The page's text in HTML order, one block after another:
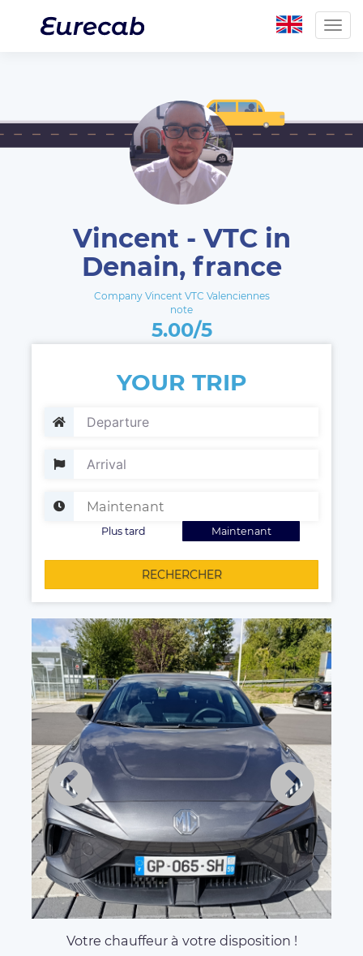
Vincent - VTC in
Denain, france
Company Vincent VTC Valenciennes
note
5.00/5
YOUR TRIP
Maintenant
Plus tard
RECHERCHER
Votre chauffeur à votre disposition !